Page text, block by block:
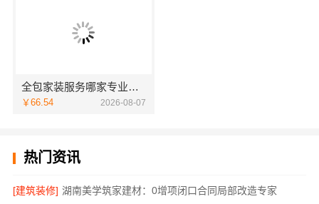
全包家装服务哪家专业？佛山市雅居美家装饰源头工厂直供服务
￥66.54 2026-08-07
热门资讯
[建筑装修] 湖南美学筑家建材：0增项闭口合同局部改造专家